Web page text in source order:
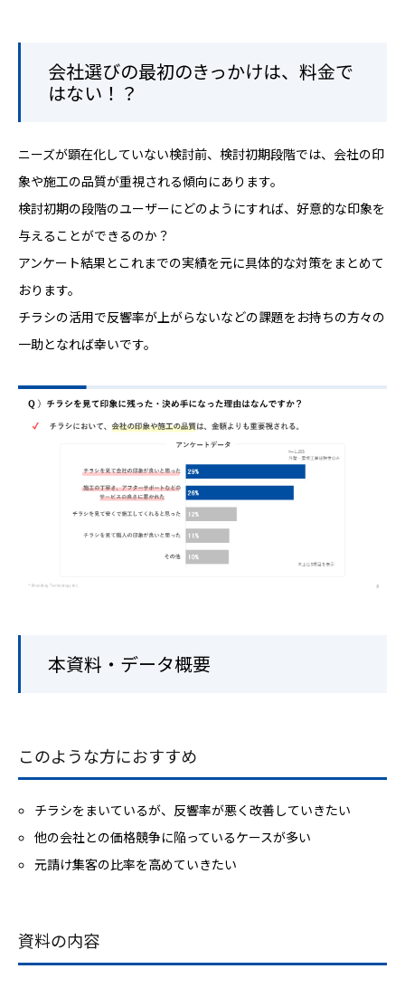
会社選びの最初のきっかけは、料金で
はない！？
ニーズが顕在化していない検討前、検討初期段階では、会社の印
象や施工の品質が重視される傾向にあります。
検討初期の段階のユーザーにどのようにすれば、好意的な印象を
与えることができるのか？
アンケート結果とこれまでの実績を元に具体的な対策をまとめて
おります。
チラシの活用で反響率が上がらないなどの課題をお持ちの方々の
一助となれば幸いです。
本資料・データ概要
このような方におすすめ
チラシをまいているが、反響率が悪く改善していきたい
他の会社との価格競争に陥っているケースが多い
元請け集客の比率を高めていきたい
資料の内容